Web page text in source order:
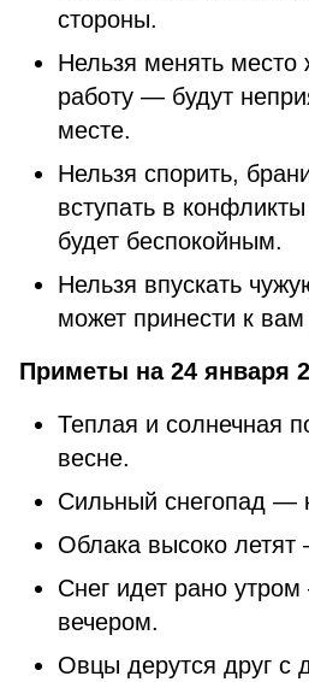
стороны.
Нельзя менять место
работу — будут
месте.
Нельзя спорить,
вступать в
будет беспокойным.
Нельзя впускать
может принести к
Приметы на 24 января
Теплая и солнечная
весне.
Сильный снегопад —
Облака высоко
Снег идет рано
вечером.
Овцы дерутся друг с